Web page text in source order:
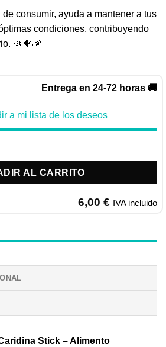
consumir, ayuda a mantener a tus
condiciones, contribuyendo
🌿🐠🦐
Entrega en 24-72 horas 🚚
a mi lista de los deseos
STICK | ALIMENTO COMPLETO PARA
AL CARRITO
6,00 € IVA incluido
Stick – Alimento